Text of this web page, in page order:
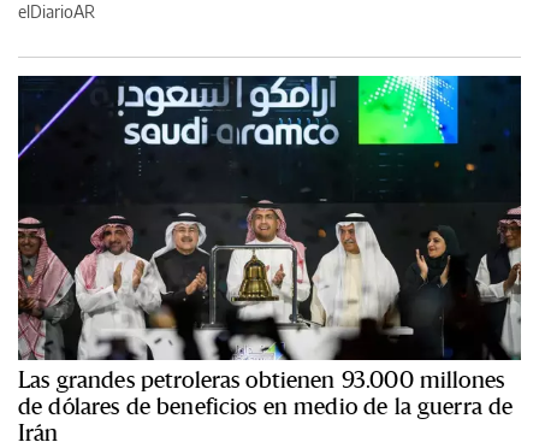
elDiarioAR
Las grandes petroleras obtienen 93.000 millones
de dólares de beneficios en medio de la guerra de
Irán